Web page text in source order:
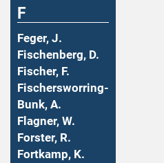
F
Feger, J.
Fischenberg, D.
Fischer, F.
Fischersworring-
Bunk, A.
Flagner, W.
Forster, R.
Fortkamp, K.